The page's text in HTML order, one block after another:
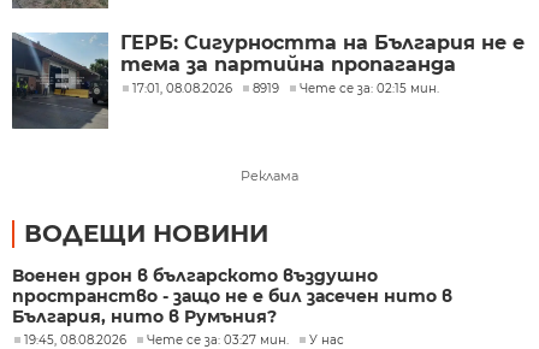
ГЕРБ: Сигурността на България не е
тема за партийна пропаганда
17:01, 08.08.2026 8919 Чете се за: 02:15 мин.
Реклама
ВОДЕЩИ НОВИНИ
Военен дрон в българското въздушно
пространство - защо не е бил засечен нито в
България, нито в Румъния?
19:45, 08.08.2026 Чете се за: 03:27 мин. У нас